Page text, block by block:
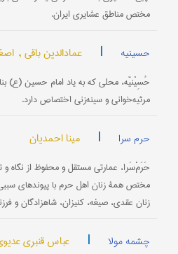
مختص مناطق عشایری ایران.
حسینیه | عمادالدین باقی ,
حُسِیْنیّه، محلی که به یاد امام حسین (ع)
مرثیه‌خوانی و سینه‌زنی اختصاص دارد.
حرم سرا | مینا احمدیان
حَرَمْ‌سَرا، عمارتی مستقل و محفوظ از نگاه و
مختص همۀ زنان اهل حرم با پیوندهای
زنان عقدی، صیغه، کنیزان، شاهزادگان و
چشمه مولا | عباس قنبری